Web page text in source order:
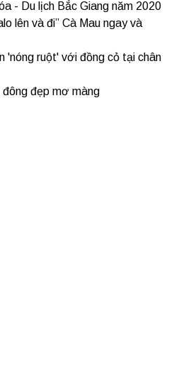
- Du lịch Bắc Giang năm 2020
lên và đi” Cà Mau ngay và
'nóng ruột' với đồng cỏ tại chân
đẹp mơ màng